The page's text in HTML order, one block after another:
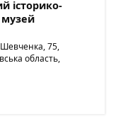
історико-
75,
область,